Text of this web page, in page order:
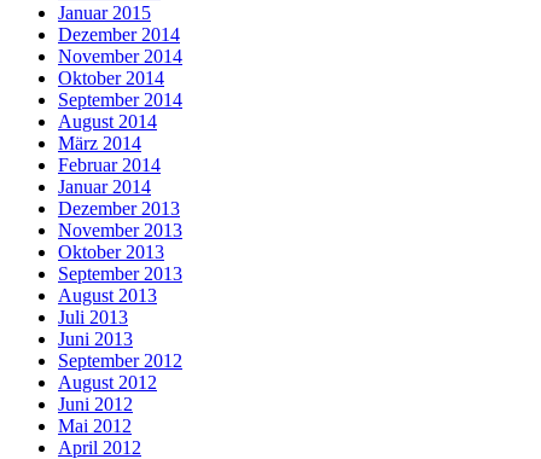
Januar 2015
Dezember 2014
November 2014
Oktober 2014
September 2014
August 2014
März 2014
Februar 2014
Januar 2014
Dezember 2013
November 2013
Oktober 2013
September 2013
August 2013
Juli 2013
Juni 2013
September 2012
August 2012
Juni 2012
Mai 2012
April 2012